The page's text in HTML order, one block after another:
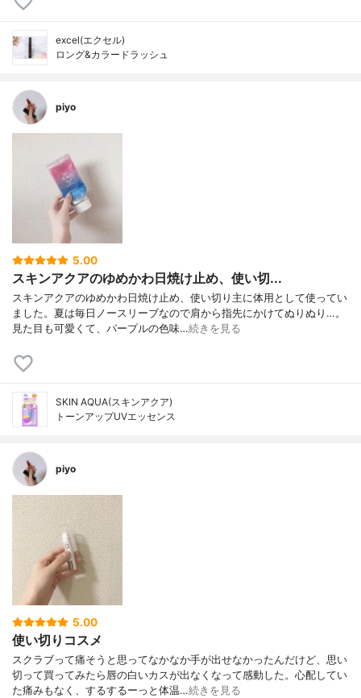
excel(エクセル)
ロング&カラードラッシュ
piyo
5.00
スキンアクアのゆめかわ日焼け止め、使い切...
スキンアクアのゆめかわ日焼け止め、使い切り主に体用として使ってい
ました。夏は毎日ノースリーブなので肩から指先にかけてぬりぬり…。
見た目も可愛くて、パープルの色味…続きを見る
SKIN AQUA(スキンアクア)
トーンアップUVエッセンス
piyo
5.00
使い切りコスメ
スクラブって痛そうと思ってなかなか手が出せなかったんだけど、思い
切って買ってみたら唇の白いカスが出なくなって感動した。心配してい
た痛みもなく、するするーっと体温…続きを見る